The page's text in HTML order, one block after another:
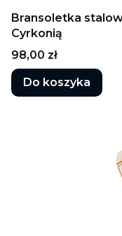
Bransoletka
Cyrkonią
Cena
98,00 zł
Do koszyka